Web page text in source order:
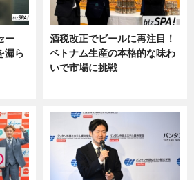
ー
漏ら
酒税改正でビールに再注目！
ベトナム生産の本格的な味わ
いで市場に挑戦